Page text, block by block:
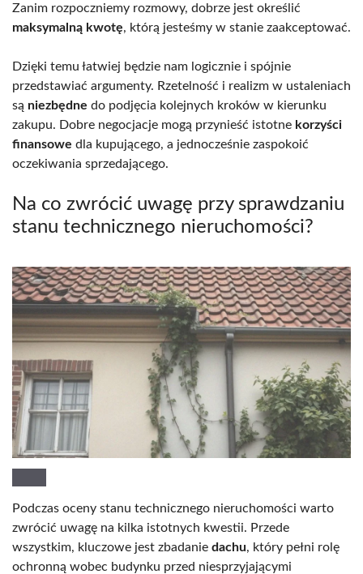
Zanim rozpoczniemy rozmowy, dobrze jest określić
maksymalną kwotę, którą jesteśmy w stanie zaakceptować.
Dzięki temu łatwiej będzie nam logicznie i spójnie
przedstawiać argumenty. Rzetelność i realizm w ustaleniach
są niezbędne do podjęcia kolejnych kroków w kierunku
zakupu. Dobre negocjacje mogą przynieść istotne korzyści
finansowe dla kupującego, a jednocześnie zaspokoić
oczekiwania sprzedającego.
Na co zwrócić uwagę przy sprawdzaniu
stanu technicznego nieruchomości?
Podczas oceny stanu technicznego nieruchomości warto
zwrócić uwagę na kilka istotnych kwestii. Przede
wszystkim, kluczowe jest zbadanie dachu, który pełni rolę
ochronną wobec budynku przed niesprzyjającymi